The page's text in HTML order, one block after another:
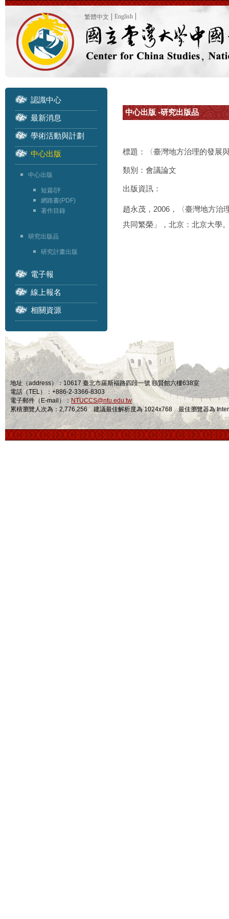
繁體中文 English
認識中心
最新消息
學術活動與計劃
中心出版
中心出版
短篇/評
網路書(PDF)
著作目錄
研究出版品
研究計畫出版
電子報
線上報名
相關資源
中心出版 -研究出版品
標題：〈臺灣地方治理的發展
類別：會議論文
出版資訊：
趙永茂，2006，〈臺灣地方治
共同繁榮」，北京：北京大學
地址（address）：10617 臺北市羅斯福路四段一號 頤賢館六樓638室
電話（TEL）：+886-2-3366-8303
電子郵件（E-mail）： NTUCCS@ntu.edu.tw
累積瀏覽人次為：2,776,256 建議最佳解析度為 1024x768 最佳瀏覽器為